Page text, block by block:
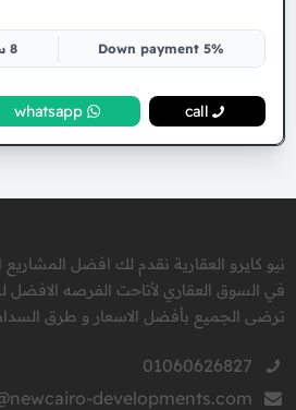
5% Down payment 8 سنوات Installment
call
whatsapp
نيو كايرو العقارية نقدم لك افضل المشاريع
في السوق العقاري لأتاحت الفرصه الافضل
ترضى الجميع بأفضل الاسعار و طرق
01060626827
developments.com